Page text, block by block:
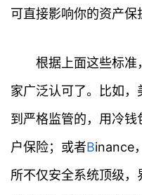
可直接影响你的资产保
根据上面这些标准
家广泛认可了。比如
到严格监管的，用冷
户保险；或者Binance
所不仅安全系统顶级